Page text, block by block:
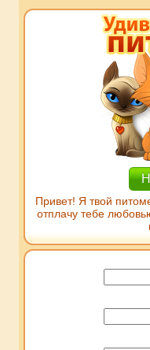
Привет! Я твой
отплачу тебе